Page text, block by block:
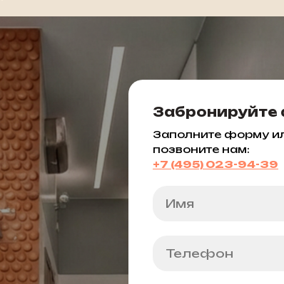
Забронируйте
Заполните форму
позвоните нам:
+7 (495) 023-94-39